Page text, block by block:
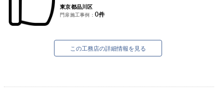
東京都品川区
門扉施工事例： 0件
この工務店の詳細情報を見る